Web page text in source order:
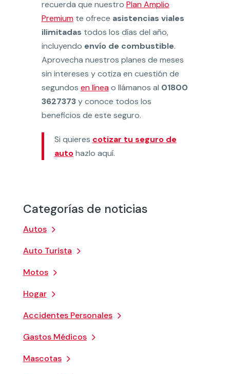
Categorías de noticias
Autos
Auto Turista
Motos
Hogar
Accidentes Personales
Gastos Médicos
Mascotas
recuerda que nuestro Plan Amplio
Premiumte ofrece asistencias viales
ilimitadas todos los días del año,
incluyendo envío de combustible.
Aprovecha nuestros planes de meses
sin intereses y cotiza en cuestión de
segundos en líneao llámanos al 01800
3627373y conoce todos los
beneficios de este seguro.
Si quieres cotizar tu seguro de
autohazlo aquí.